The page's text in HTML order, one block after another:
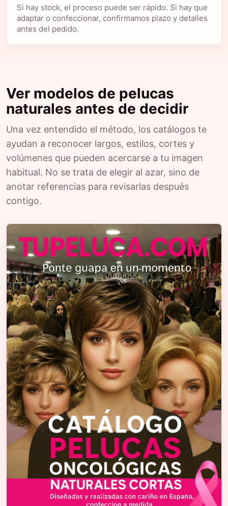
Si hay stock, el proceso puede ser rápido. Si hay que
adaptar o confeccionar, confirmamos plazo y detalles
antes del pedido.
Ver modelos de pelucas
naturales antes de decidir
Una vez entendido el método, los catálogos te
ayudan a reconocer largos, estilos, cortes y
volúmenes que pueden acercarse a tu imagen
habitual. No se trata de elegir al azar, sino de
anotar referencias para revisarlas después
contigo.